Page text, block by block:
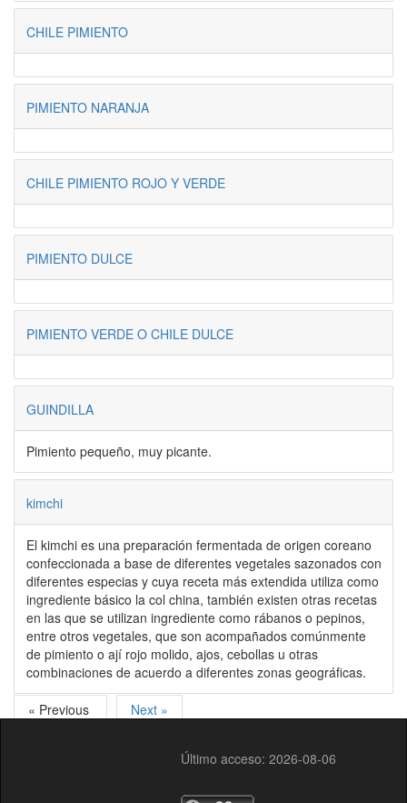
CHILE PIMIENTO
PIMIENTO NARANJA
CHILE PIMIENTO ROJO Y VERDE
PIMIENTO DULCE
PIMIENTO VERDE O CHILE DULCE
GUINDILLA
Pimiento pequeño, muy picante.
kimchi
El kimchi es una preparación fermentada de origen coreano
confeccionada a base de diferentes vegetales sazonados con
diferentes especias y cuya receta más extendida utiliza como
ingrediente básico la col china, también existen otras recetas
en las que se utilizan ingrediente como rábanos o pepinos,
entre otros vegetales, que son acompañados comúnmente
de pimiento o ají rojo molido, ajos, cebollas u otras
combinaciones de acuerdo a diferentes zonas geográficas.
« Previous Next »
Último acceso: 2026-08-06